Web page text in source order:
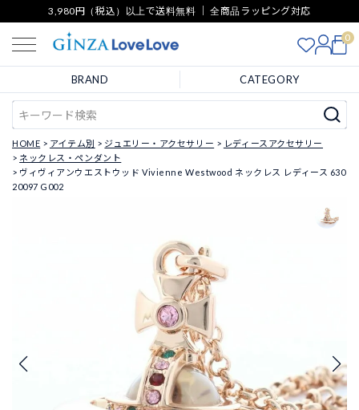
3,980円（税込）以上で送料無料 ｜ 全商品ラッピング対応
0
BRAND CATEGORY
HOME アイテム別 ジュエリー・アクセサリー
レディースアクセサリー
ネックレス・ペンダント
ヴィヴィアンウエストウッド Vivienne Westwood ネックレス レディース 630
20097 G002